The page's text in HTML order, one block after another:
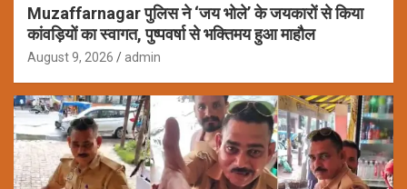
Muzaffarnagar पुलिस ने ‘जय भोले’ के जयकारों से किया
कांवड़ियों का स्वागत, पुष्पवर्षा से भक्तिमय हुआ माहौल
August 9, 2026 admin